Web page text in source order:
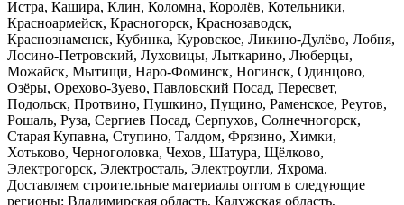
Истра, Кашира, Клин, Коломна, Королёв, Котельники,
Красноармейск, Красногорск, Краснозаводск,
Краснознаменск, Кубинка, Куровское, Ликино-Дулёво, Лобня,
Лосино-Петровский, Луховицы, Лыткарино, Люберцы,
Можайск, Мытищи, Наро-Фоминск, Ногинск, Одинцово,
Озёры, Орехово-Зуево, Павловский Посад, Пересвет,
Подольск, Протвино, Пушкино, Пущино, Раменское, Реутов,
Рошаль, Руза, Сергиев Посад, Серпухов, Солнечногорск,
Старая Купавна, Ступино, Талдом, Фрязино, Химки,
Хотьково, Черноголовка, Чехов, Шатура, Щёлково,
Электрогорск, Электросталь, Электроугли, Яхрома.
Доставляем строительные материалы оптом в следующие
регионы: Владимирская область, Калужская область,